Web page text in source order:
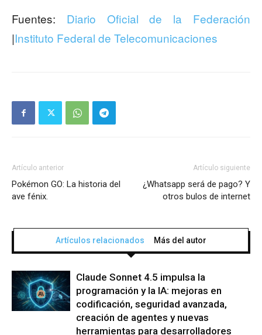
Fuentes: Diario Oficial de la Federación
|Instituto Federal de Telecomunicaciones
Artículo anterior
Pokémon GO: La historia del
ave fénix.
Artículo siguiente
¿Whatsapp será de pago? Y
otros bulos de internet
Artículos relacionados Más del autor
Claude Sonnet 4.5 impulsa la
programación y la IA: mejoras en
codificación, seguridad avanzada,
creación de agentes y nuevas
herramientas para desarrolladores